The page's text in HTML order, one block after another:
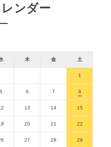
ンダー
木 金 土
1
5 6 7 8
13 14 15
20 21 22
27 28 29